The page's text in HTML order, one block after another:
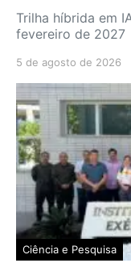
Trilha híbrida em
fevereiro de 2027
5 de agosto de 2026
Ciência e Pesquisa